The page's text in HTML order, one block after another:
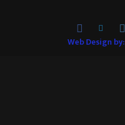
Web Design by: